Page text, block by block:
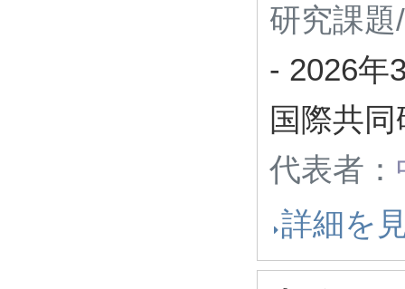
研究課
- 2026年
国際共
代表者：
詳細を